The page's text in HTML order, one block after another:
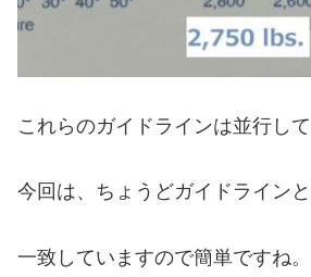
これらのガイドラインは並行して
今回は、ちょうどガイドラインと
一致していますので簡単ですね。